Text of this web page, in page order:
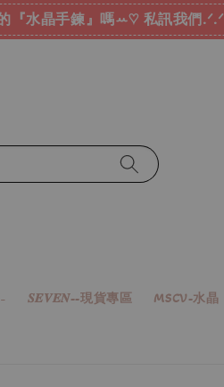
『水晶手鍊』嗎ꕀ♡ 私訊我們.ᐟ.ᐟ
𝑺𝑬𝑽𝑬𝑵--現貨專區 MSCV-水晶